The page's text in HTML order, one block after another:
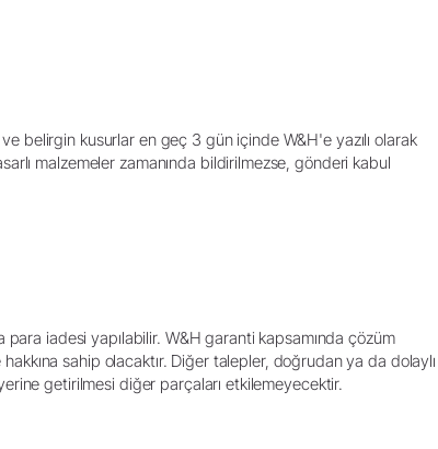
belirgin kusurlar en geç 3 gün içinde W&H'e yazılı olarak
malzemeler zamanında bildirilmezse, gönderi kabul
iadesi yapılabilir. W&H garanti kapsamında çözüm
sahip olacaktır. Diğer talepler, doğrudan ya da dolaylı
getirilmesi diğer parçaları etkilemeyecektir.